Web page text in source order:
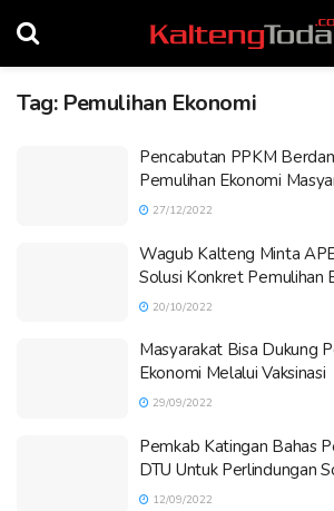
Tag: Pemulihan Ekonomi
Pencabutan PPKM
Pemulihan Ekonomi
27/12/2022
Wagub Kalteng Minta
Solusi Konkret Pemulihan
20/10/2022
Masyarakat Bisa Dukung
Ekonomi Melalui Vaksinasi
29/09/2022
Pemkab Katingan Bahas
DTU Untuk Perlindungan
12/09/2022